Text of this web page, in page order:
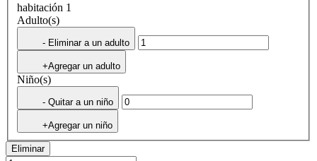
habitación 1
Adulto(s)
- Eliminar a un adulto
+Agregar un adulto
Niño(s)
- Quitar a un niño
+Agregar un niño
Eliminar